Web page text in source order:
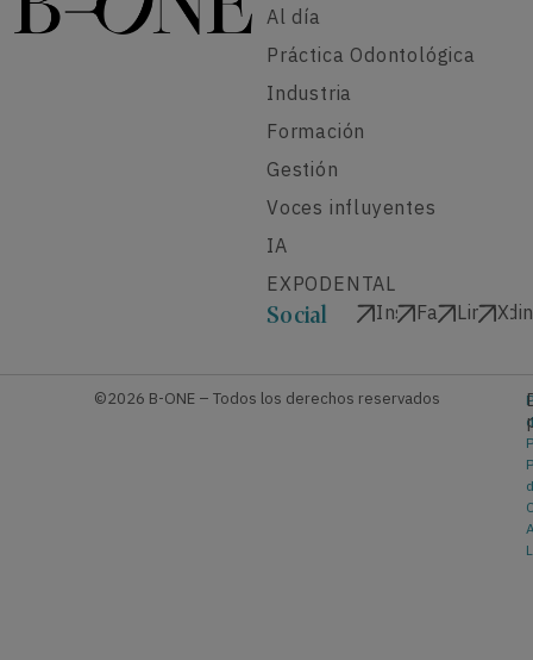
Al día
Práctica Odontológica
Industria
Formación
Gestión
Voces influyentes
IA
EXPODENTAL
Social Instagram
Facebook
X
©2026 B-ONE – Todos los derechos reservados